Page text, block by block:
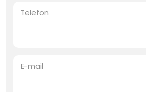
Telefon
E-mail